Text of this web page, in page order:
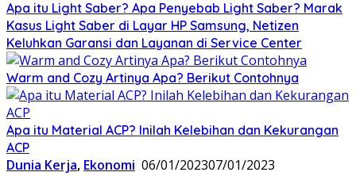
Apa itu Light Saber? Apa Penyebab Light Saber? Marak
Kasus Light Saber di Layar HP Samsung, Netizen
Keluhkan Garansi dan Layanan di Service Center
Warm and Cozy Artinya Apa? Berikut Contohnya
Apa itu Material ACP? Inilah Kelebihan dan Kekurangan
ACP
Dunia Kerja, Ekonomi 06/01/202307/01/2023